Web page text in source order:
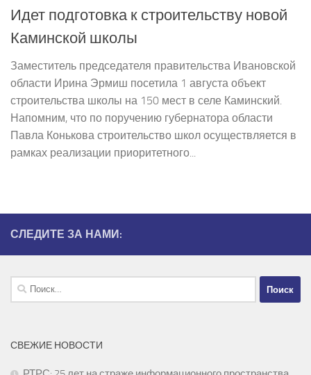
Идет подготовка к строительству новой
Каминской школы
Заместитель председателя правительства Ивановской
области Ирина Эрмиш посетила 1 августа объект
строительства школы на 150 мест в селе Каминский.
Напомним, что по поручению губернатора области
Павла Конькова строительство школ осуществляется в
рамках реализации приоритетного...
СЛЕДИТЕ ЗА НАМИ:
Найти:
СВЕЖИЕ НОВОСТИ